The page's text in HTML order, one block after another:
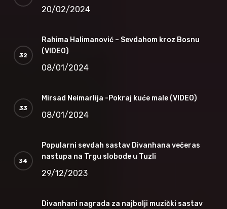
20/02/2024
Rahima Halimanović – Sevdahom kroz Bosnu
(VIDEO)
08/01/2024
Mirsad Neimarlija -Pokraj kuće male (VIDEO)
08/01/2024
Popularni sevdah sastav Divanhana večeras
nastupa na Trgu slobode u Tuzli
29/12/2023
Divanhani nagrada za najbolji muzički sastav